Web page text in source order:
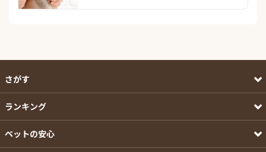
さがす
ランキング
ペットの安心